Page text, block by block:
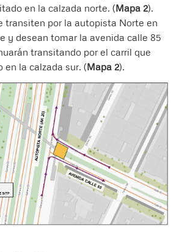
en la calzada norte. (Mapa 2).
transiten por la autopista Norte en
y desean tomar la avenida calle 85
transitando por el carril que
en la calzada sur. (Mapa 2).